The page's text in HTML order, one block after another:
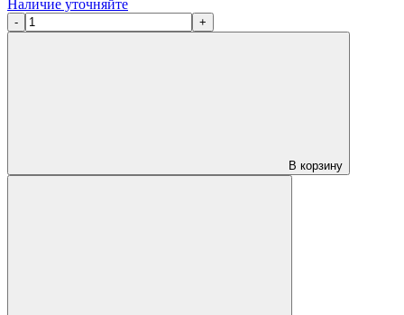
Наличие уточняйте
- +
В корзину